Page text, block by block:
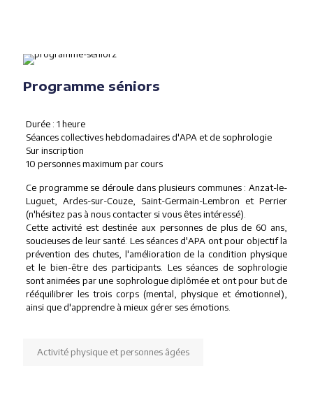
Programme séniors
Durée : 1 heure
Séances collectives hebdomadaires d'APA et de sophrologie
Sur inscription
10 personnes maximum par cours
Ce programme se déroule dans plusieurs communes : Anzat-le-
Luguet, Ardes-sur-Couze, Saint-Germain-Lembron et Perrier
(n'hésitez pas à nous contacter si vous êtes intéressé).
Cette activité est destinée aux personnes de plus de 60 ans,
soucieuses de leur santé. Les séances d'APA ont pour objectif la
prévention des chutes, l'amélioration de la condition physique
et le bien-être des participants. Les séances de sophrologie
sont animées par une sophrologue diplômée et ont pour but de
rééquilibrer les trois corps (mental, physique et émotionnel),
ainsi que d'apprendre à mieux gérer ses émotions.
Activité physique et personnes âgées